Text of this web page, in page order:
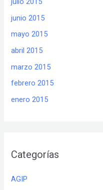
junio 2015
mayo 2015
abril 2015
marzo 2015
febrero 2015
enero 2015
Categorías
AGIP